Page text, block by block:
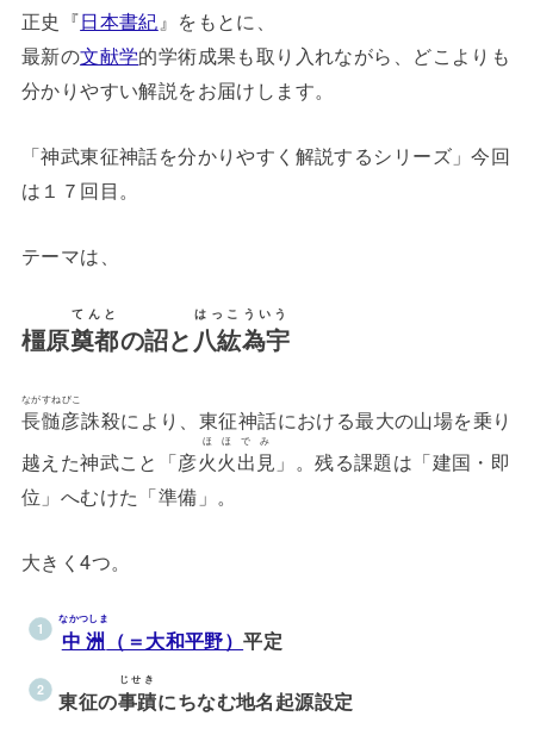
正史『日本書紀 』をもとに、
最新の文献学的学術成果も取り入れながら、どこよりも
分かりやすい解説をお届けします。
「神武東征神話を分かりやすく解説するシリーズ」今回
は１７回目。
テーマは、
橿原奠都
てんと
の詔と 八紘為宇
はっこういう
長髄彦
ながすねびこ
誅殺により、東征神話における最大の山場を乗り
越えた神武こと「彦火火出見
ほほでみ
」。残る課題は「建国・即
位」へむけた「準備」。
大きく4つ。
中洲
なかつしま
（＝大和平野）平定
東征の事蹟
じせき
にちなむ地名起源設定